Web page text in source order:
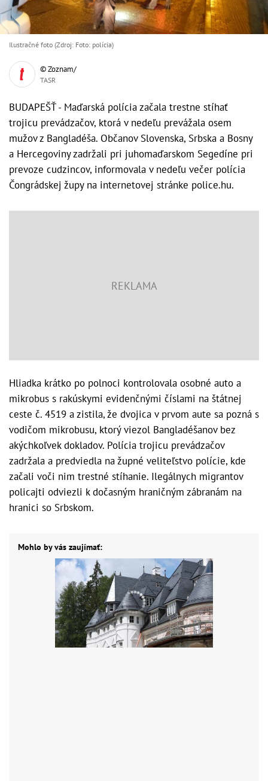
Ilustračné foto (Zdroj: Foto: polícia)
© Zoznam/
TASR
BUDAPEŠŤ - Maďarská polícia začala trestne stíhať
trojicu prevádzačov, ktorá v nedeľu prevážala osem
mužov z Bangladéša. Občanov Slovenska, Srbska a Bosny
a Hercegoviny zadržali pri juhomaďarskom Segedíne pri
prevoze cudzincov, informovala v nedeľu večer polícia
Čongrádskej župy na internetovej stránke police.hu.
Hliadka krátko po polnoci kontrolovala osobné auto a
mikrobus s rakúskymi evidenčnými číslami na štátnej
ceste č. 4519 a zistila, že dvojica v prvom aute sa pozná s
vodičom mikrobusu, ktorý viezol Bangladéšanov bez
akýchkoľvek dokladov. Polícia trojicu prevádzačov
zadržala a predviedla na župné veliteľstvo polície, kde
začali voči nim trestné stíhanie. Ilegálnych migrantov
policajti odviezli k dočasným hraničným zábranám na
hranici so Srbskom.
Mohlo by vás zaujímať: